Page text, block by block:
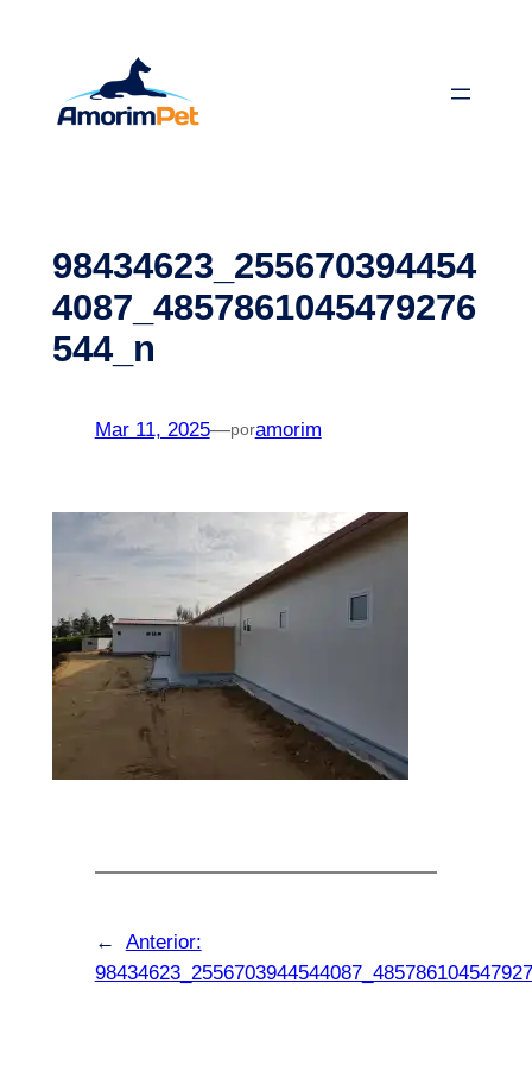
conteúdo
98434623_255670394454
4087_4857861045479276
544_n
Mar 11, 2025—poramorim
←
Anterior: